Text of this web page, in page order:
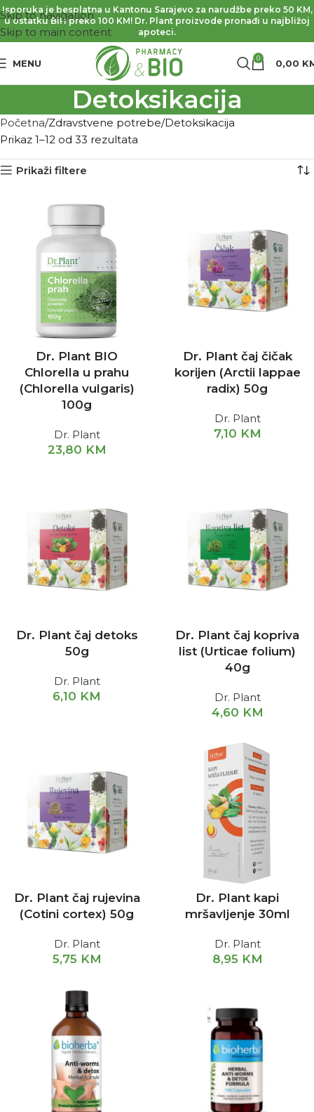
Skip to navigation
Skip to main content
Isporuka je besplatna u Kantonu Sarajevo za narudžbe preko 50 KM,
u ostatku BiH preko 100 KM! Dr. Plant proizvode pronađi u najbližoj
apoteci.
MENU 0 0,00
Detoksikacija
Početna Zdravstvene potrebe Detoksikacija
Prikaz 1–12 od 33 rezultata
Prikaži filtere
Dr. Plant BIO
Chlorella u prahu
(Chlorella vulgaris)
100g
Dr. Plant
23,80 KM
Dr. Plant čaj čičak
korijen (Arctii lappae
radix) 50g
Dr. Plant
7,10 KM
Dr. Plant čaj detoks
50g
Dr. Plant
6,10 KM
Dr. Plant čaj kopriva
list (Urticae folium)
40g
Dr. Plant
4,60 KM
Dr. Plant čaj rujevina
(Cotini cortex) 50g
Dr. Plant
5,75 KM
Dr. Plant kapi
mršavljenje 30ml
Dr. Plant
8,95 KM